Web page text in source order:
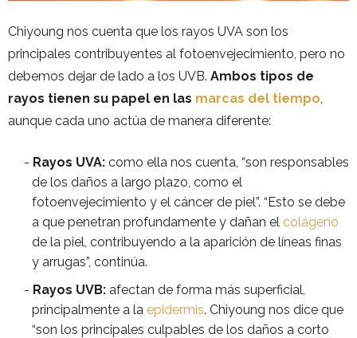
Chiyoung nos cuenta que los rayos UVA son los
principales contribuyentes al fotoenvejecimiento, pero no
debemos dejar de lado a los UVB. Ambos tipos de
rayos tienen su papel en las marcas del tiempo,
aunque cada uno actúa de manera diferente:
Rayos UVA: como ella nos cuenta, “son responsables
de los daños a largo plazo, como el
fotoenvejecimiento y el cáncer de piel”. “Esto se debe
a que penetran profundamente y dañan el colágeno
de la piel, contribuyendo a la aparición de líneas finas
y arrugas”, continúa.
Rayos UVB: afectan de forma más superficial,
principalmente a la epidermis. Chiyoung nos dice que
“son los principales culpables de los daños a corto